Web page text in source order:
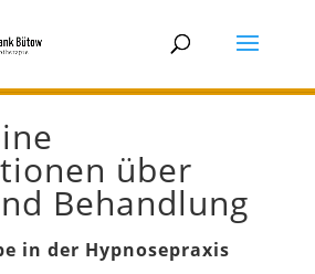
über
Behandlung
in der Hypnosepraxis